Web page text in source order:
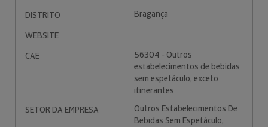
DISTRITO
Bragança
WEBSITE
CAE
56304 - Outros
estabelecimentos de bebidas
sem espetáculo, exceto
itinerantes
SETOR DA EMPRESA
Outros Estabelecimentos De
Bebidas Sem Espetáculo,